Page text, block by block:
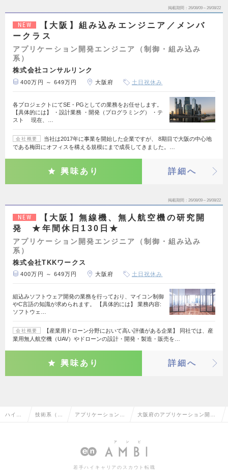
掲載期間 26/08/09～26/08/22
NEW
【大阪】組み込みエンジニア／メンバ
ークラス
アプリケーション開発エンジニア（制御・組み込み
系）
株式会社コンサルリンク
400万円 ～ 649万円 大阪府 土日祝休み
各プロジェクトにてSE・PGとしての業務をお任せします。
【具体的には】 ・設計業務 ・開発（プログラミング） ・テ
スト 現在、…
会社概要
当社は2017年に事業を開始した企業ですが、 8期目で大阪の中心地
である梅田にオフィスを構える規模にまで成長してきました。…
興味あり 詳細へ
掲載期間 26/08/09～26/08/22
NEW
【大阪】無線機、無人航空機の研究開
発 ★年間休日130日★
アプリケーション開発エンジニア（制御・組み込み
系）
株式会社TKKワークス
400万円 ～ 649万円 大阪府 土日祝休み
組込みソフトウェア開発の業務を行っており、マイコン制御
やC言語の知識が求められます。 【具体的には】 業務内容:
ソフトウェ…
会社概要
【産業用ドローン分野において高い評価がある企業】 同社では、産
業用無人航空機（UAV）やドローンの設計・開発・製造・販売を…
興味あり 詳細へ
ハイク 技術系（電 アプリケーション開
御・組み込み系）
大阪府のアプリケーション開発
系）の転職・求人情報一覧
若手ハイキャリアのスカウト転職